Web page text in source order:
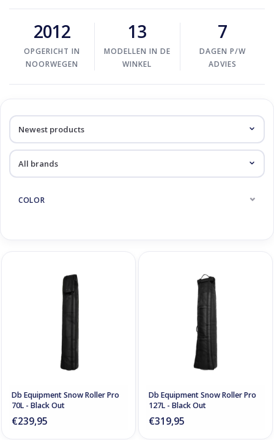
2012
OPGERICHT IN
NOORWEGEN
13
MODELLEN IN DE
WINKEL
7
DAGEN P/W
ADVIES
COLOR
Db Equipment Snow Roller Pro
70L - Black Out
€239,95
Db Equipment Snow Roller Pro
127L - Black Out
€319,95